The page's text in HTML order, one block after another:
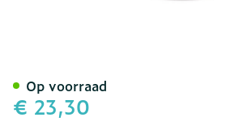
€ 23,30
Op voorraad